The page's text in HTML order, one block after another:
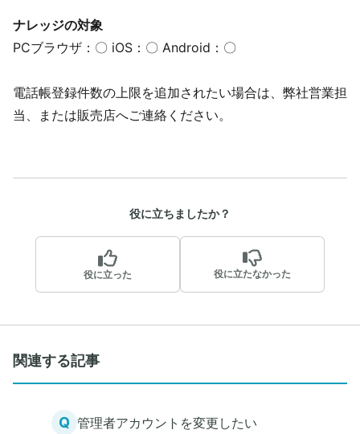
ナレッジの対象
PCブラウザ：〇 iOS：〇 Android：〇
電話帳登録件数の上限を追加されたい場合は、 弊社営業担
当、または販売店へご連絡ください。
役に立ちましたか？
役に立った 役に立たなかった
関連する記事
Q 管理者アカウントを変更したい